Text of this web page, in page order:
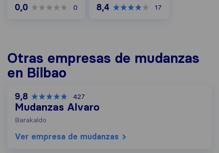
0,0 0 8,4 17
Otras empresas de mudanzas
en Bilbao
9,8 427
Mudanzas Alvaro
Barakaldo
Ver empresa de mudanzas